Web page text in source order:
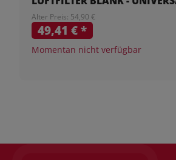
Alter Preis: 54,90 €
49,41 €*
Momentan nicht verfügbar